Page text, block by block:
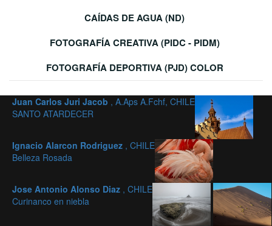
CAÍDAS DE AGUA (ND)
FOTOGRAFÍA CREATIVA (PIDC - PIDM)
FOTOGRAFÍA DEPORTIVA (PJD) COLOR
Juan Carlos Juri Jacob , A.Aps A.Fchf, CHILE
SANTO ATARDECER
Ignacio Alarcon Rodriguez , CHILE
Belleza Rosada
Jose Antonio Alonso Diaz , CHILE
Curinanco en niebla